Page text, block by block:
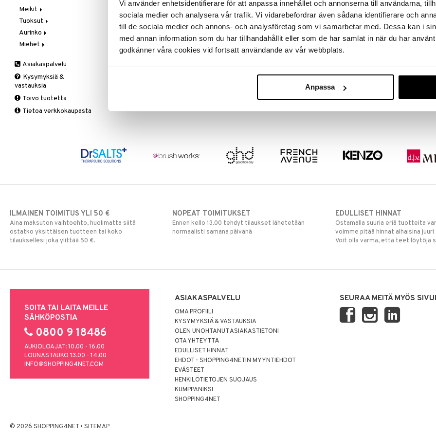
Vi använder enhetsidentifierare för att anpassa innehållet och annonserna till användarna,
sociala medier och analysera vår trafik. Vi vidarebefordrar även sådana identifierare och
till de sociala medier och annons- och analysföretag som vi samarbetar med. Dessa kan i
med annan information som du har tillhandahållit eller som de har samlat in när du har
godkänner våra cookies vid fortsatt användande av vår webbplats.
Anpassa
Vaihe 2: Kirkastus
Vaihe 3: Kosteutus
Käsien- ja Vartalonhoito
Kosteudenhoito
Kuorinta ja naamiot
Puhdistus
Silmien/Huulten Hoito
Meikit
Huulikiilto
Huulipuna
Huultenrajausväri
Luomiväri
Meikkisiveltmit
Peitevoide
Pohjustusvoide
Tuoksut
Aromatics Elixir
Calyx
Clinique Happy For Men
Aurinko
Aurinkosuoja
Miehet
Ironhoito
Kirkastus
Parranajo &
Ihonpuhdistus
Asiakaspalvelu
Kysymyksiä &
vastauksia
Toivo tuotetta
Tietoa verkkokaupasta
ILMAINEN TOIMITUS YLI 50 €
Aina maksuton vaihtoehto, huolimatta siitä
ostatko yksittäisen tuotteen tai koko
tilauksellesi joka ylittää 50 €.
NOPEAT TOIMITUKSET
Ennen kello 13.00 tehdyt tilaukset lähetetään
normaalisti samana päivänä
EDULLISET HINNAT
Ostamalla suuria eriä tuotteita
voimme pitää hinnat alhaisina
Voit olla varma, että teet löytöjä
SOITA TAI LAITA MEILLE
SÄHKÖPOSTIA
0800 9 18486
AUKIOLOAJAT: 10.00 - 16.00
LOUNASTAUKO 13.00 - 14.00
INFO@SHOPPING4NET.COM
ASIAKASPALVELU
OMA PROFIILI
KYSYMYKSIÄ & VASTAUKSIA
OLEN UNOHTANUT ASIAKASTIETONI
OTA YHTEYTTÄ
EDULLISET HINNAT
EHDOT - SHOPPING4NETIN MYYNTIEHDOT
EVÄSTEET
HENKILÖTIETOJEN SUOJAUS
KUMPPANIKSI
SHOPPING4NET
SEURAA MEITÄ MYÖS
© 2026 SHOPPING4NET • SITEMAP